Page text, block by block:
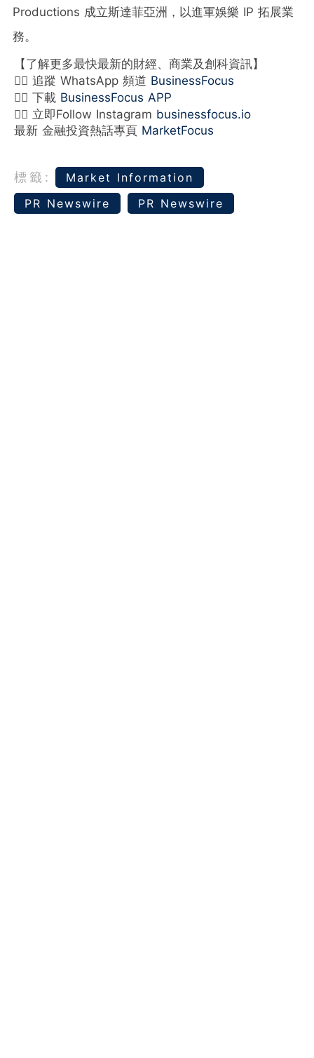
Productions 成立斯達菲亞洲，以進軍娛樂 IP 拓展業
務。
【了解更多最快最新的財經、商業及創科資訊】
👉🏻 追蹤 WhatsApp 頻道 BusinessFocus
👉🏻 下載 BusinessFocus APP
👉🏻 立即Follow Instagram businessfocus.io
最新 金融投資熱話專頁 MarketFocus
標籤:
Market Information
PR Newswire
PR Newswire